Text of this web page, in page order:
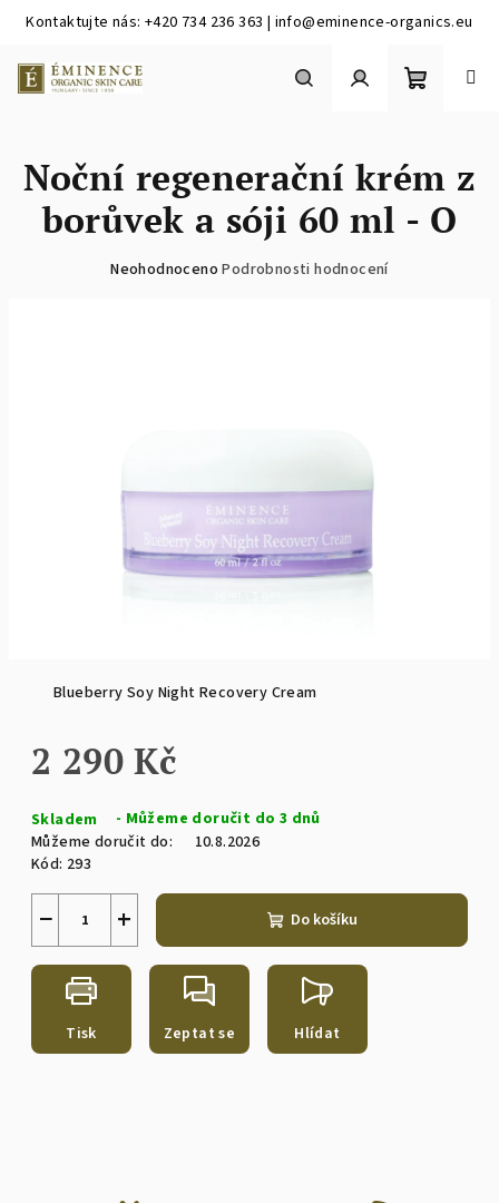
Kontaktujte nás: +420 734 236 363 | info@eminence-organics.eu
obsah
košík
Blueberry Soy Night Recovery Cream
2 290 Kč
cena:
Skladem
Můžeme doručit do:
10.8.2026
Kód: 293
+
− Do košíku
Tisk Zeptat se Hlídat
Noční regenerační krém z
borůvek a sóji 60 ml - O
Průměrné
Neohodnoceno Podrobnosti hodnocení